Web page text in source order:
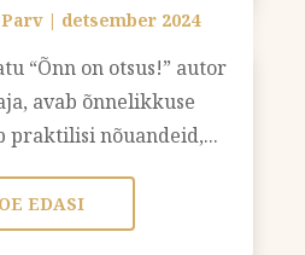
| detsember 2024
“Õnn on otsus!” autor
avab õnnelikkuse
praktilisi nõuandeid,...
EDASI